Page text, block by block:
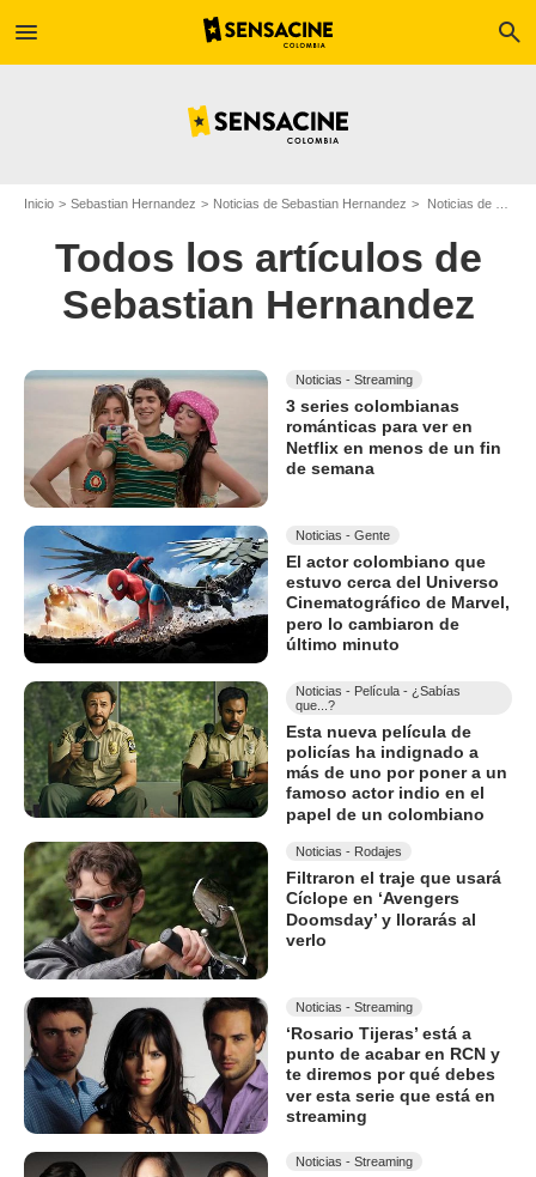
menu search
Inicio Sebastian Hernandez Noticias de Sebastian Hernandez Noticias de Sebastian Hernandez - Página 3
Todos los artículos de
Sebastian Hernandez
Noticias - Streaming
3 series colombianas
románticas para ver en
Netflix en menos de un fin
de semana
Noticias - Gente
El actor colombiano que
estuvo cerca del Universo
Cinematográfico de Marvel,
pero lo cambiaron de
último minuto
Noticias - Película - ¿Sabías
que...?
Esta nueva película de
policías ha indignado a
más de uno por poner a un
famoso actor indio en el
papel de un colombiano
Noticias - Rodajes
Filtraron el traje que usará
Cíclope en ‘Avengers
Doomsday’ y llorarás al
verlo
Noticias - Streaming
‘Rosario Tijeras’ está a
punto de acabar en RCN y
te diremos por qué debes
ver esta serie que está en
streaming
Noticias - Streaming